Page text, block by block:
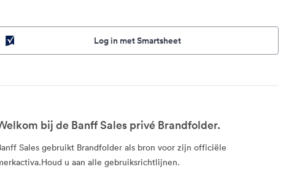
Log in met Smartsheet
bij de Banff Sales privé Brandfolder.
Sales gebruikt Brandfolder als bron voor zijn officiële
u aan alle gebruiksrichtlijnen.